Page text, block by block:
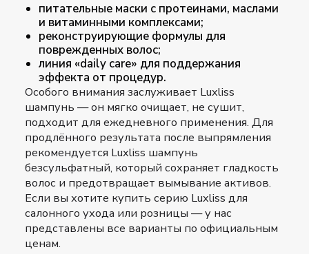
питательные маски с протеинами, маслами
и витаминными комплексами;
реконструирующие формулы для
поврежденных волос;
линия «daily care» для поддержания
эффекта от процедур.
Особого внимания заслуживает Luxliss
шампунь — он мягко очищает, не сушит,
подходит для ежедневного применения. Для
продлённого результата после выпрямления
рекомендуется Luxliss шампунь
безсульфатный, который сохраняет гладкость
волос и предотвращает вымывание активов.
Если вы хотите купить серию Luxliss для
салонного ухода или розницы — у нас
представлены все варианты по официальным
ценам.